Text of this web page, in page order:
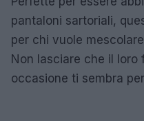
pantaloni sartoriali,
per chi vuole
Non lasciare che il loro
occasione ti sembra